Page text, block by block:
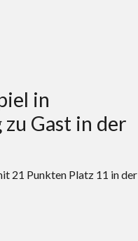
in
Gast in der
21 Punkten Platz 11 in der